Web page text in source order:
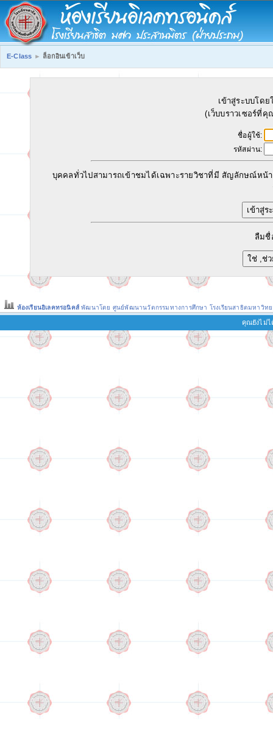
E-Class ► ล็อกอินเข้าเว็บ
เข้าสู่ระบบโด
(เว็บบราวเซอร์ที่
ชื่อผู้ใช้:
รหัสผ่าน:
บุคคลทั่วไปสามารถเข้าชมได้เฉพาะรายวิชาที่มี สัญลักษณ์ห
ลืมชื่
ห้องเรียนอิเลคทรอนิคส์พัฒนาโดย ศูนย์พัฒนานวัตกรรมทางการศึกษา โรงเรียนสาธิตมหาวิท
คุณยังไม่ไ